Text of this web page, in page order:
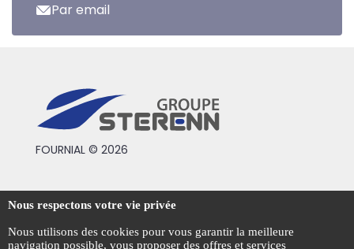
Par email
FOURNIAL © 2026
Conditions générales de vente
Mentions légales
Nous respectons votre vie privée
Nous utilisons des cookies pour vous garantir la meilleure
navigation possible, vous proposer des offres et services